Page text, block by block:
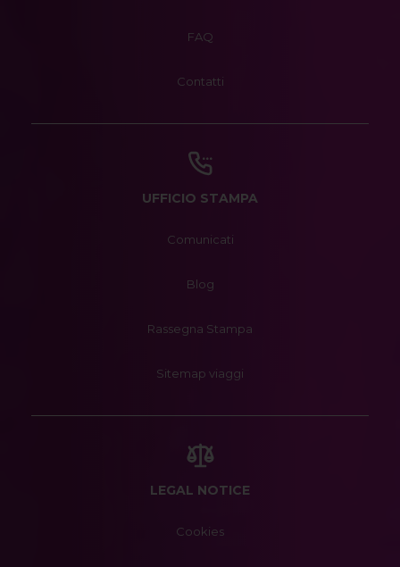
FAQ
Contatti
UFFICIO STAMPA
Comunicati
Blog
Rassegna Stampa
Sitemap viaggi
LEGAL NOTICE
Cookies